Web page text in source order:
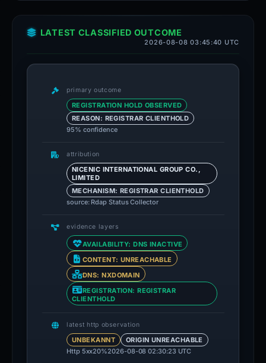
LATEST CLASSIFIED OUTCOME
2026-08-08 03:45:40 UTC
primary outcome
REGISTRATION HOLD OBSERVED
REASON: REGISTRAR CLIENTHOLD
95% confidence
attribution
NICENIC INTERNATIONAL GROUP CO.,
LIMITED
MECHANISM: REGISTRAR CLIENTHOLD
source: Rdap Status Collector
evidence layers
AVAILABILITY: DNS INACTIVE
CONTENT: UNREACHABLE
DNS: NXDOMAIN
REGISTRATION: REGISTRAR
CLIENTHOLD
latest http observation
UNBEKANNT
ORIGIN UNREACHABLE
Http 5xx20%2026-08-08 02:30:23 UTC